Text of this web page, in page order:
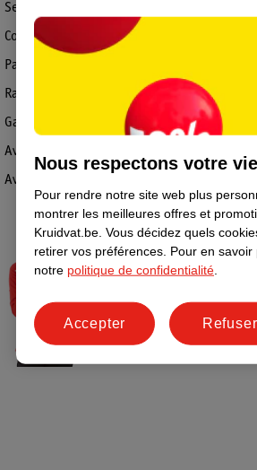
Service Clientèle
Commande & Livraison
Paiement
Rappel & Retour
Garantie
Avis de sécurité
Avis
Nous respectons votre
Pour rendre notre site web plus
montrer les meilleures offres et
Kruidvat.be. Vous décidez quels
retirer vos préférences. Pour en
notre politique de confidentialité
Refuser
Accepter